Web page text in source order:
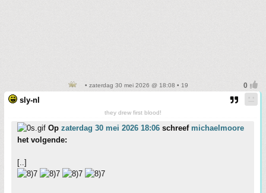
• zaterdag 30 mei 2026 @ 18:08 • 19
sly-nl
they drew first blood!
Op zaterdag 30 mei 2026 18:06 schreef michaelmoore
het volgende:
[..]